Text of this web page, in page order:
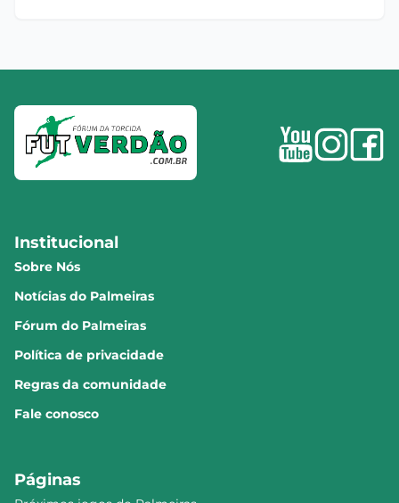
Institucional
Sobre Nós
Notícias do Palmeiras
Fórum do Palmeiras
Política de privacidade
Regras da comunidade
Fale conosco
Páginas